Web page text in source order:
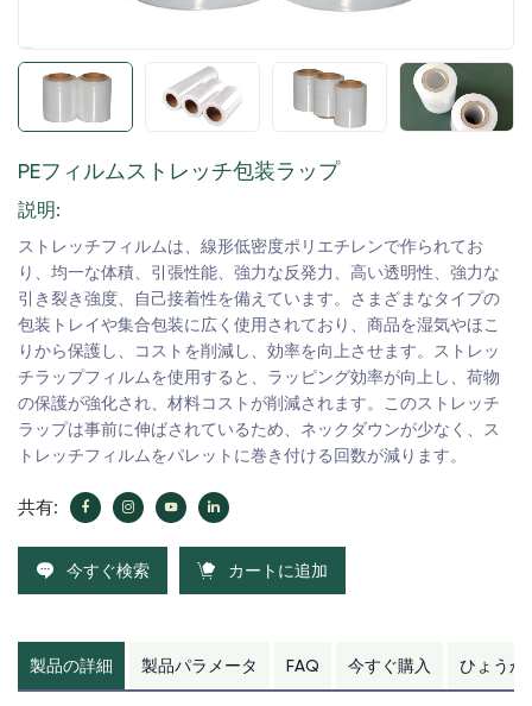
PEフィルムストレッチ包装ラップ
説明:
ストレッチフィルムは、線形低密度ポリエチレンで作られてお
り、均一な体積、引張性能、強力な反発力、高い透明性、強力な
引き裂き強度、自己接着性を備えています。さまざまなタイプの
包装トレイや集合包装に広く使用されており、商品を湿気やほこ
りから保護し、コストを削減し、効率を向上させます。ストレッ
チラップフィルムを使用すると、ラッピング効率が向上し、荷物
の保護が強化され、材料コストが削減されます。このストレッチ
ラップは事前に伸ばされているため、ネックダウンが少なく、ス
トレッチフィルムをパレットに巻き付ける回数が減ります。
共有:
今すぐ検索 カートに追加
製品の詳細 製品パラメータ FAQ 今すぐ購入 ひょうか